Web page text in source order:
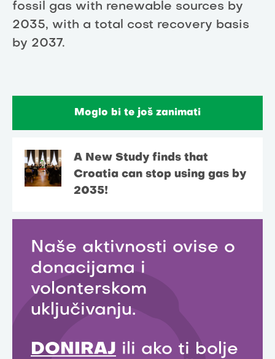
fossil gas with renewable sources by
2035, with a total cost recovery basis
by 2037.
Moglo bi te još zanimati
A New Study finds that
Croatia can stop using gas by
2035!
Naše aktivnosti ovise o
donacijama i
volonterskom
uključivanju.
DONIRAJ ili ako ti bolje